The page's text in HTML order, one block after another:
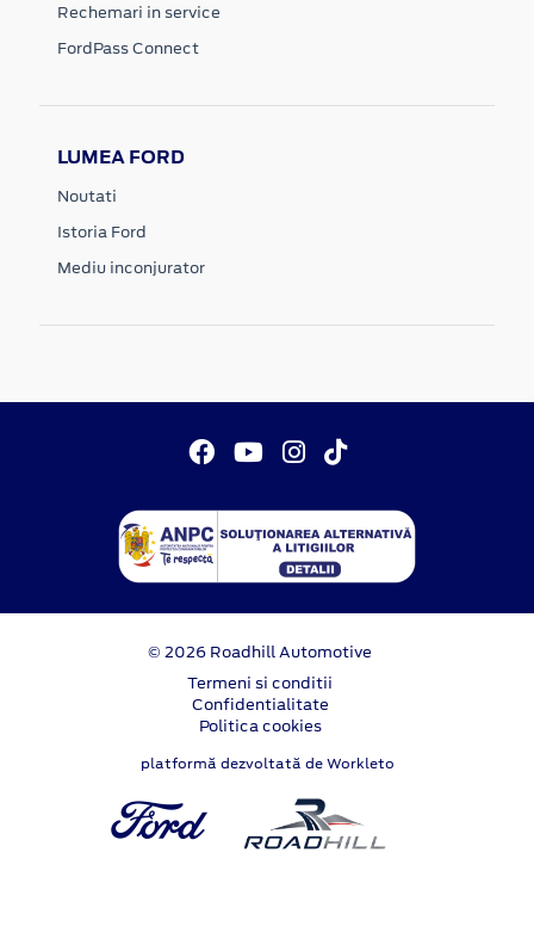
Rechemari in service
FordPass Connect
LUMEA FORD
Noutati
Istoria Ford
Mediu inconjurator
© 2026 Roadhill Automotive
Termeni si conditii
Confidentialitate
Politica cookies
platformă dezvoltată de Workleto